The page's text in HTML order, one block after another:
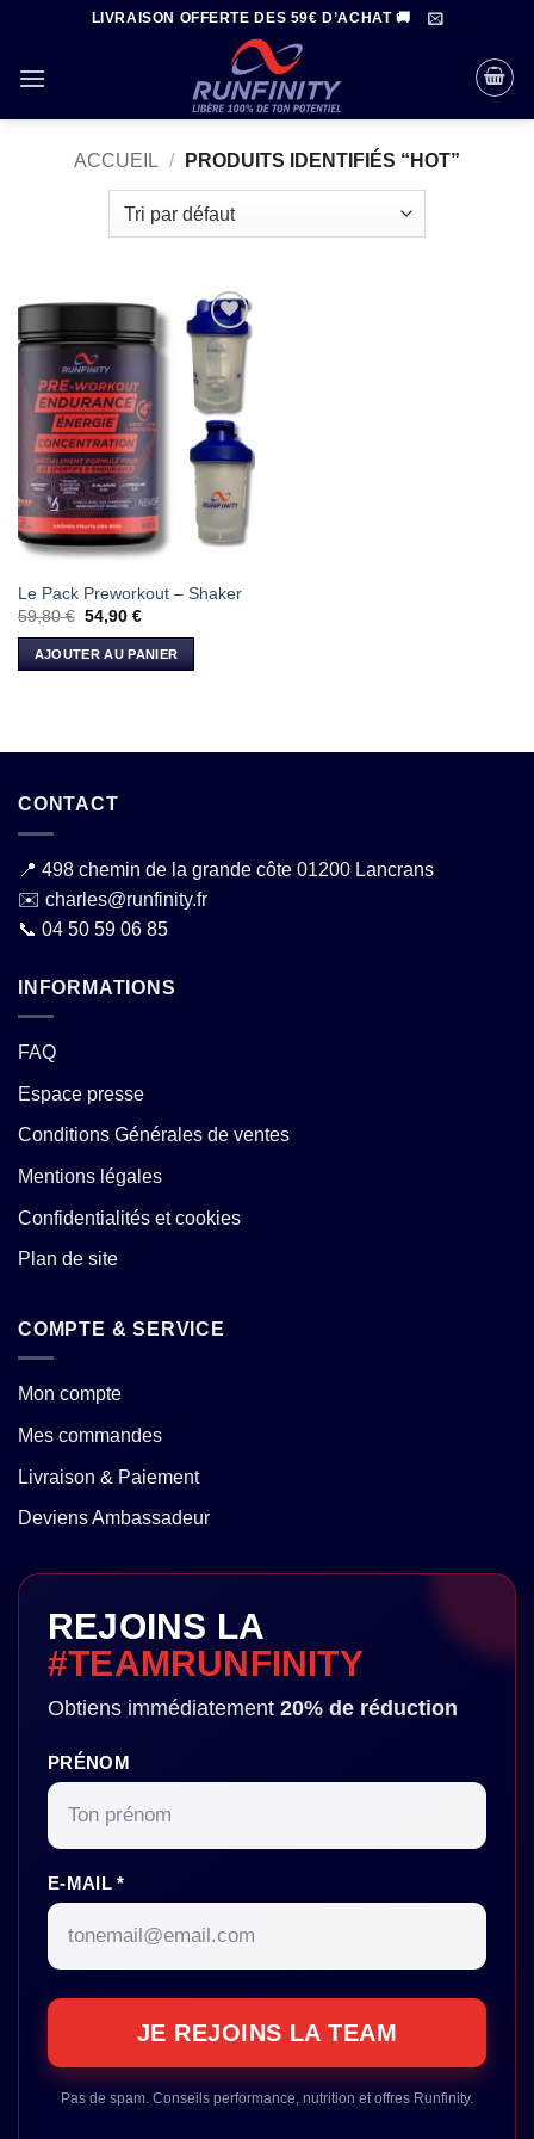
contenu
LIVRAISON OFFERTE DES 59€ D’ACHAT 🚚
ACCUEIL / PRODUITS IDENTIFIÉS “HOT”
Ajouter
à la liste
de
souhaits
Le Pack Preworkout – Shaker
59,80€ Le
prix
initial
était :
59,80 €.
54,90 €Le
actuel
est :
54,90 €.
AJOUTER AU PANIER
CONTACT
📍 498 chemin de la grande côte 01200 Lancrans
✉️ charles@runfinity.fr
📞 04 50 59 06 85
INFORMATIONS
FAQ
Espace presse
Conditions Générales de ventes
Mentions légales
Confidentialités et cookies
Plan de site
COMPTE & SERVICE
Mon compte
Mes commandes
Livraison & Paiement
Deviens Ambassadeur
REJOINS LA
#TEAMRUNFINITY
Obtiens immédiatement 20% de réduction
PRÉNOM
E-MAIL *
Pas de spam. Conseils performance, nutrition et offres Runfinity.